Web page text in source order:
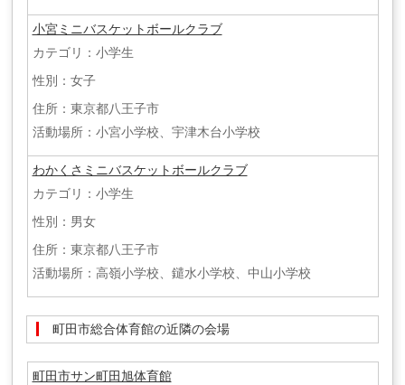
小宮ミニバスケットボールクラブ
カテゴリ：小学生
性別：女子
住所：東京都八王子市
活動場所：小宮小学校、宇津木台小学校
わかくさミニバスケットボールクラブ
カテゴリ：小学生
性別：男女
住所：東京都八王子市
活動場所：高嶺小学校、鑓水小学校、中山小学校
町田市総合体育館の近隣の会場
町田市サン町田旭体育館